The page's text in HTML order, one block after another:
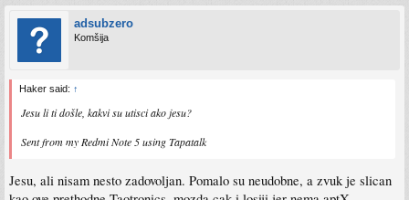
adsubzero
Komšija
Haker said: ↑
Jesu li ti došle, kakvi su utisci ako jesu?
Sent from my Redmi Note 5 using Tapatalk
Jesu, ali nisam nesto zadovoljan. Pomalo su neudobne, a zvuk je slican